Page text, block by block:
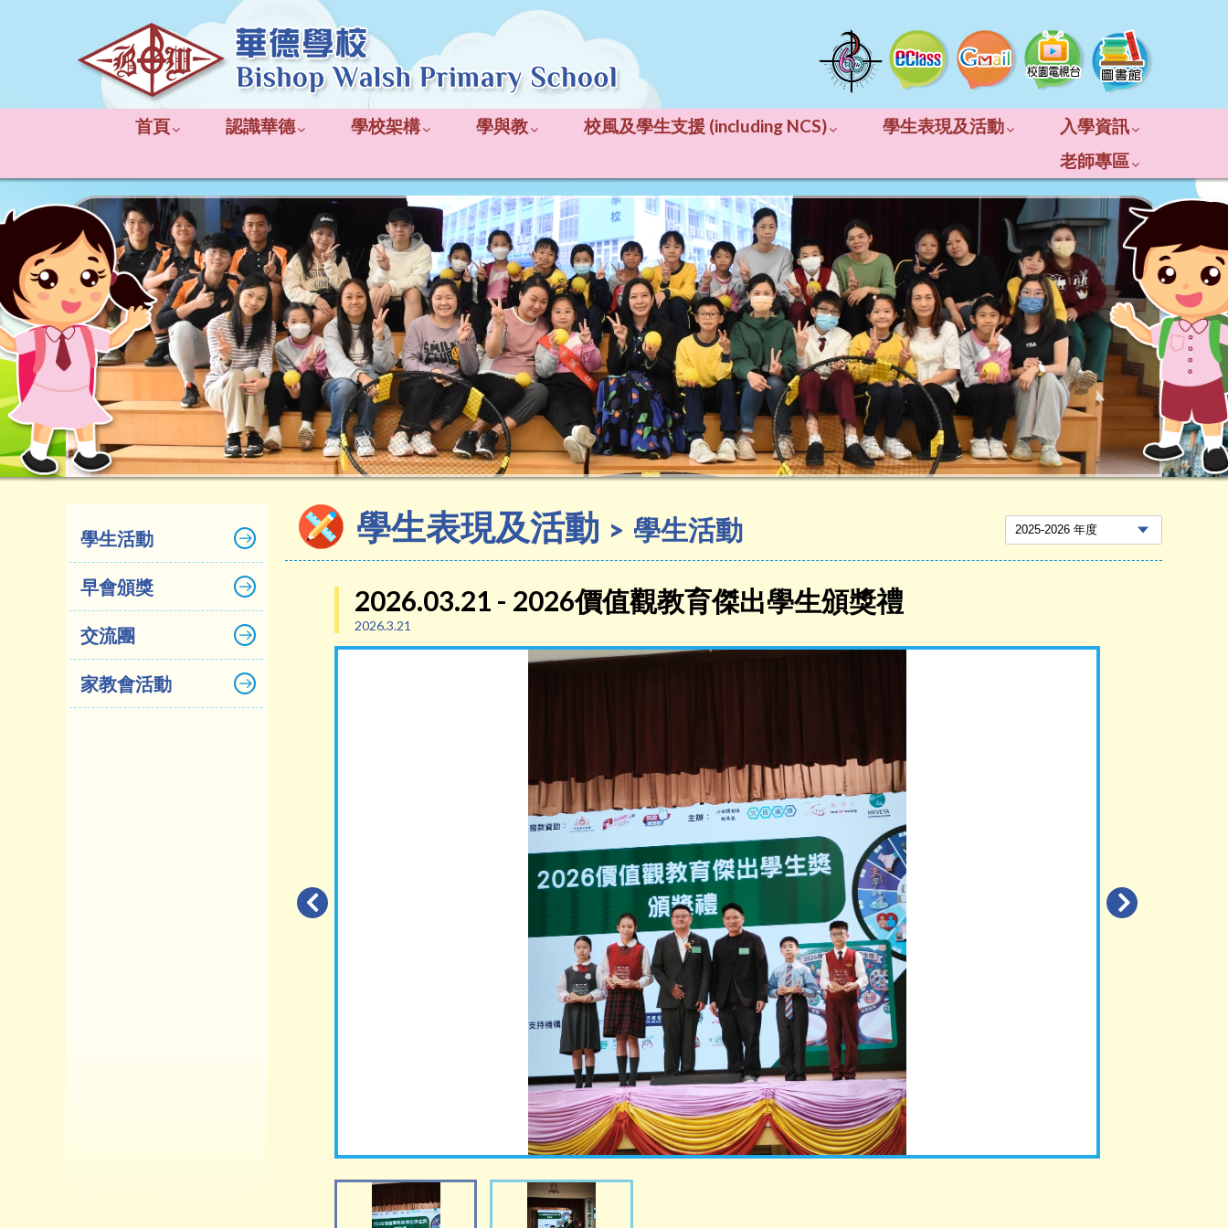
首頁 認識華德 學校架構 學與教 校風及學生支援 (including NCS) 學生表現及活動
入學資訊
老師專區
學生活動
早會頒獎
交流團
家教會活動
學生表現及活動 學生活動
2026.03.21 - 2026價值觀教育傑出學生頒獎禮
2026.3.21